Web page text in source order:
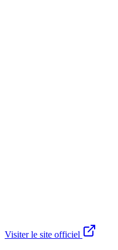
Visiter le site officiel